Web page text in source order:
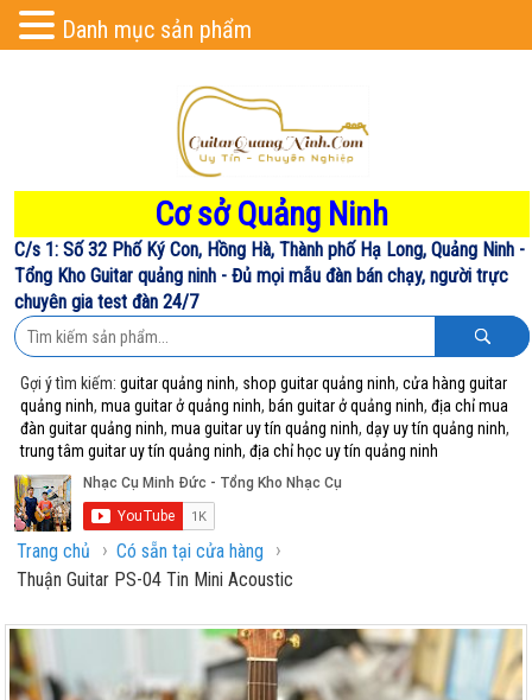
Cơ sở Quảng Ninh
C/s 1: Số 32 Phố Ký Con, Hồng Hà, Thành phố Hạ Long, Quảng Ninh -
Tổng Kho Guitar quảng ninh - Đủ mọi mẫu đàn bán chạy, người trực
chuyên gia test đàn 24/7
Gợi ý tìm kiếm:guitar quảng ninh, shop guitar quảng ninh,cửa hàng guitar
quảng ninh,mua guitar ở quảng ninh, bán guitar ở quảng ninh,địa chỉ mua
đàn guitar quảng ninh,mua guitar uy tín quảng ninh,dạy uy tín quảng ninh,
trung tâm guitar uy tín quảng ninh,địa chỉ học uy tín quảng ninh
Trang chủ › Có sẵn tại cửa hàng ›
Thuận Guitar PS-04 Tin Mini Acoustic
Danh mục sản phẩm